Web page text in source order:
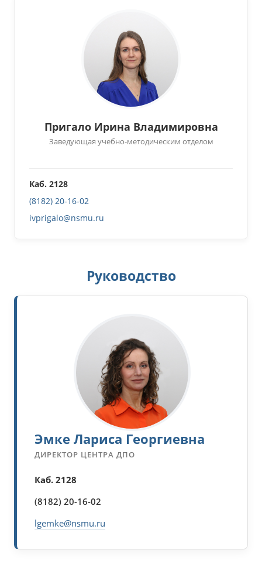
Пригало Ирина Владимировна
Заведующая учебно-методическим отделом
Каб. 2128
(8182) 20-16-02
ivprigalo@nsmu.ru
Руководство
Эмке Лариса Георгиевна
ДИРЕКТОР ЦЕНТРА ДПО
Каб. 2128
(8182) 20-16-02
lgemke@nsmu.ru